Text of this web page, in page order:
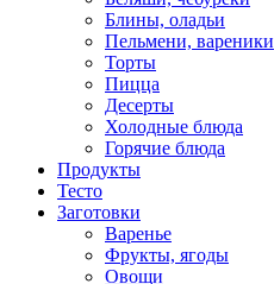
Блины, оладьи
Пельмени, вареники
Торты
Пицца
Десерты
Холодные блюда
Горячие блюда
Продукты
Тесто
Заготовки
Варенье
Фрукты, ягоды
Овощи